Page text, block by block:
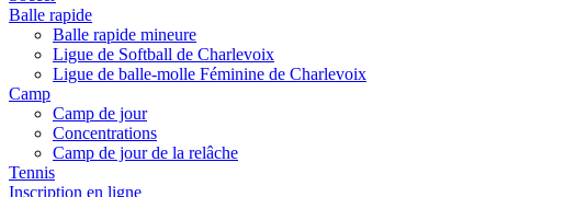
Balle rapide
Balle rapide mineure
Ligue de Softball de Charlevoix
Ligue de balle-molle Féminine de Charlevoix
Camp
Camp de jour
Concentrations
Camp de jour de la relâche
Tennis
Inscription en ligne